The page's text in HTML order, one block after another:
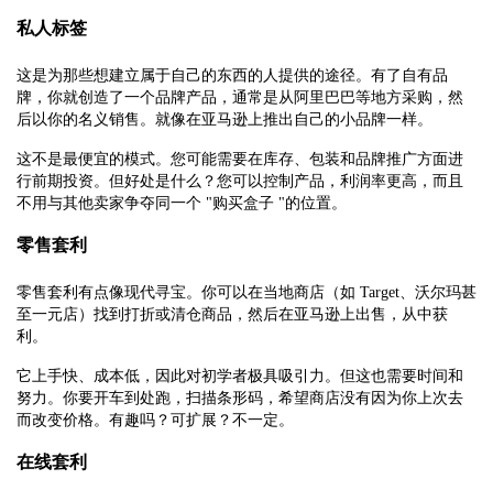
私人标签
这是为那些想建立属于自己的东西的人提供的途径。有了自有品
牌，你就创造了一个品牌产品，通常是从阿里巴巴等地方采购，然
后以你的名义销售。就像在亚马逊上推出自己的小品牌一样。
这不是最便宜的模式。您可能需要在库存、包装和品牌推广方面进
行前期投资。但好处是什么？您可以控制产品，利润率更高，而且
不用与其他卖家争夺同一个 "购买盒子 "的位置。
零售套利
零售套利有点像现代寻宝。你可以在当地商店（如 Target、沃尔玛甚
至一元店）找到打折或清仓商品，然后在亚马逊上出售，从中获
利。
它上手快、成本低，因此对初学者极具吸引力。但这也需要时间和
努力。你要开车到处跑，扫描条形码，希望商店没有因为你上次去
而改变价格。有趣吗？可扩展？不一定。
在线套利